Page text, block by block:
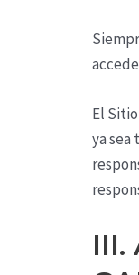
El
ya sea
III.